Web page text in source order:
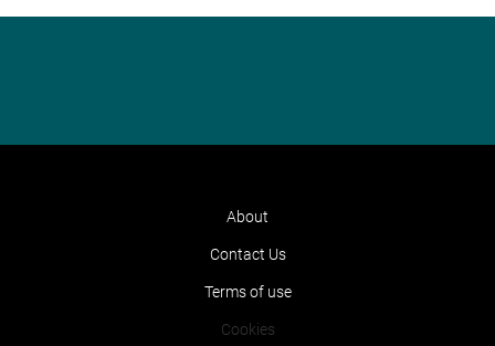
About
Contact Us
Terms of use
Cookies